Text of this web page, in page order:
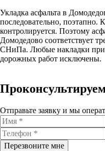
Укладка асфальта в
последовательно, поэтапно.
контролируется. Поэтому
Домодедово соответствует
СНиПа. Любые накладки
дорожных работ исключены.
Отправьте заявку и мы
Перезвоните мне